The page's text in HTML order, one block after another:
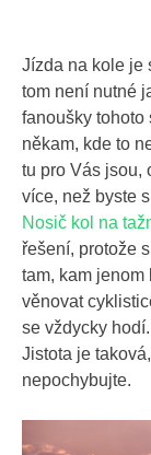
Jízda na kole je
tom není nutné
fanoušky tohoto
někam, kde to
tu pro Vás jsou,
více, než byste
Nosič kol na
řešení, protože
tam, kam jenom
věnovat
se vždycky
Jistota je
nepochybujte.